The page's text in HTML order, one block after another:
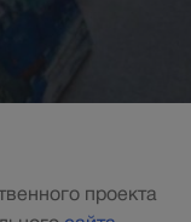
проекта